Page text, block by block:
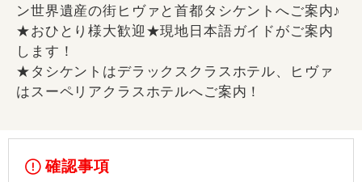
ン世界遺産の街ヒヴァと首都タシケントへご案内♪
★おひとり様大歓迎★現地日本語ガイドがご案内
します！
★タシケントはデラックスクラスホテル、ヒヴァ
はスーペリアクラスホテルへご案内！
確認事項